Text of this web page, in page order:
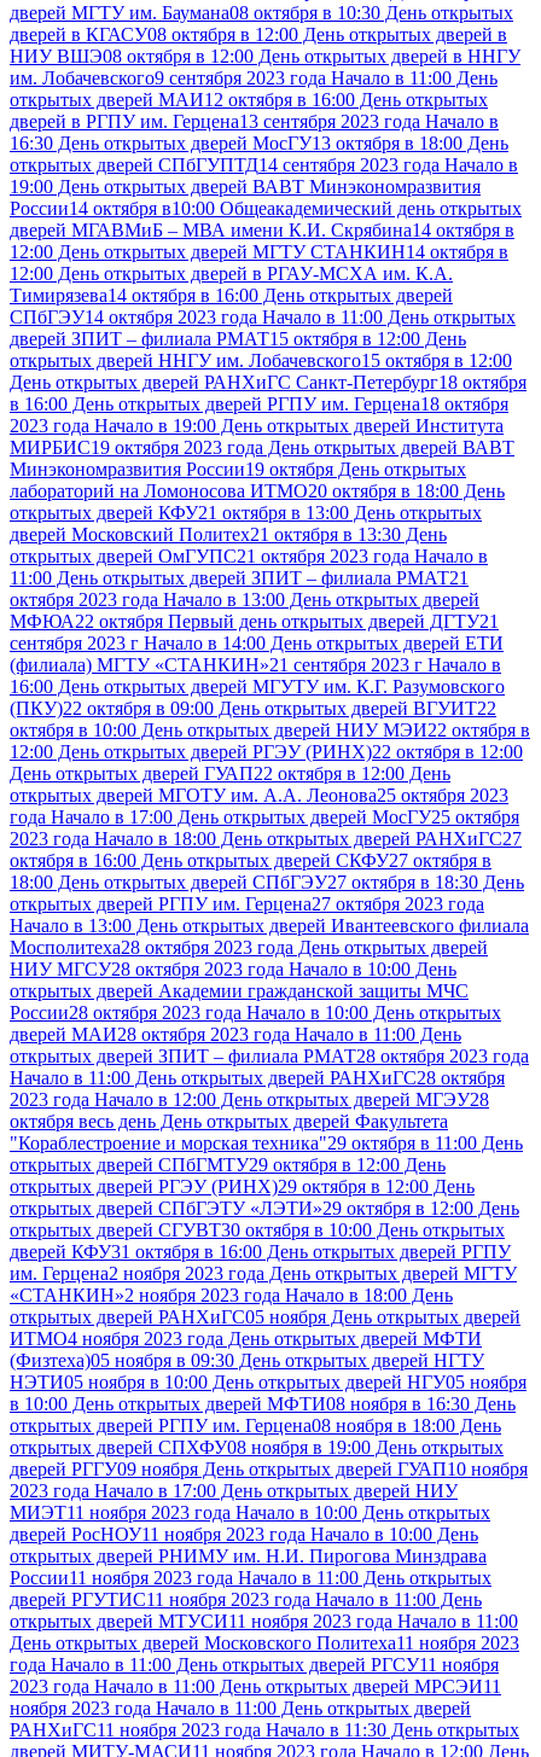
дверей МГТУ им. Баумана08 октября в 10:30 День открытых
дверей в КГАСУ08 октября в 12:00 День открытых дверей в
НИУ ВШЭ08 октября в 12:00 День открытых дверей в ННГУ
им. Лобачевского9 сентября 2023 года Начало в 11:00 День
открытых дверей МАИ12 октября в 16:00 День открытых
дверей в РГПУ им. Герцена13 сентября 2023 года Начало в
16:30 День открытых дверей МосГУ13 октября в 18:00 День
открытых дверей СПбГУПТД14 сентября 2023 года Начало в
19:00 День открытых дверей ВАВТ Минэкономразвития
России14 октября в10:00 Общеакадемический день открытых
дверей МГАВМиБ – МВА имени К.И. Скрябина14 октября в
12:00 День открытых дверей МГТУ СТАНКИН14 октября в
12:00 День открытых дверей в РГАУ-МСХА им. К.А.
Тимирязева14 октября в 16:00 День открытых дверей
СПбГЭУ14 октября 2023 года Начало в 11:00 День открытых
дверей ЗПИТ – филиала РМАТ15 октября в 12:00 День
открытых дверей ННГУ им. Лобачевского15 октября в 12:00
День открытых дверей РАНХиГС Санкт-Петербург18 октября
в 16:00 День открытых дверей РГПУ им. Герцена18 октября
2023 года Начало в 19:00 День открытых дверей Института
МИРБИС19 октября 2023 года День открытых дверей ВАВТ
Минэкономразвития России19 октября День открытых
лабораторий на Ломоносова ИТМО20 октября в 18:00 День
открытых дверей КФУ21 октября в 13:00 День открытых
дверей Московский Политех21 октября в 13:30 День
открытых дверей ОмГУПС21 октября 2023 года Начало в
11:00 День открытых дверей ЗПИТ – филиала РМАТ21
октября 2023 года Начало в 13:00 День открытых дверей
МФЮА22 октября Первый день открытых дверей ДГТУ21
сентября 2023 г Начало в 14:00 День открытых дверей ЕТИ
(филиала) МГТУ «СТАНКИН»21 сентября 2023 г Начало в
16:00 День открытых дверей МГУТУ им. К.Г. Разумовского
(ПКУ)22 октября в 09:00 День открытых дверей ВГУИТ22
октября в 10:00 День открытых дверей НИУ МЭИ22 октября в
12:00 День открытых дверей РГЭУ (РИНХ)22 октября в 12:00
День открытых дверей ГУАП22 октября в 12:00 День
открытых дверей МГОТУ им. А.А. Леонова25 октября 2023
года Начало в 17:00 День открытых дверей МосГУ25 октября
2023 года Начало в 18:00 День открытых дверей РАНХиГС27
октября в 16:00 День открытых дверей СКФУ27 октября в
18:00 День открытых дверей СПбГЭУ27 октября в 18:30 День
открытых дверей РГПУ им. Герцена27 октября 2023 года
Начало в 13:00 День открытых дверей Ивантеевского филиала
Мосполитеха28 октября 2023 года День открытых дверей
НИУ МГСУ28 октября 2023 года Начало в 10:00 День
открытых дверей Академии гражданской защиты МЧС
России28 октября 2023 года Начало в 10:00 День открытых
дверей МАИ28 октября 2023 года Начало в 11:00 День
открытых дверей ЗПИТ – филиала РМАТ28 октября 2023 года
Начало в 11:00 День открытых дверей РАНХиГС28 октября
2023 года Начало в 12:00 День открытых дверей МГЭУ28
октября весь день День открытых дверей Факультета
"Кораблестроение и морская техника"29 октября в 11:00 День
открытых дверей СПбГМТУ29 октября в 12:00 День
открытых дверей РГЭУ (РИНХ)29 октября в 12:00 День
открытых дверей СПбГЭТУ «ЛЭТИ»29 октября в 12:00 День
открытых дверей СГУВТ30 октября в 10:00 День открытых
дверей КФУ31 октября в 16:00 День открытых дверей РГПУ
им. Герцена2 ноября 2023 года День открытых дверей МГТУ
«СТАНКИН»2 ноября 2023 года Начало в 18:00 День
открытых дверей РАНХиГС05 ноября День открытых дверей
ИТМО4 ноября 2023 года День открытых дверей МФТИ
(Физтеха)05 ноября в 09:30 День открытых дверей НГТУ
НЭТИ05 ноября в 10:00 День открытых дверей НГУ05 ноября
в 10:00 День открытых дверей МФТИ08 ноября в 16:30 День
открытых дверей РГПУ им. Герцена08 ноября в 18:00 День
открытых дверей СПХФУ08 ноября в 19:00 День открытых
дверей РГГУ09 ноября День открытых дверей ГУАП10 ноября
2023 года Начало в 17:00 День открытых дверей НИУ
МИЭТ11 ноября 2023 года Начало в 10:00 День открытых
дверей РосНОУ11 ноября 2023 года Начало в 10:00 День
открытых дверей РНИМУ им. Н.И. Пирогова Минздрава
России11 ноября 2023 года Начало в 11:00 День открытых
дверей РГУТИС11 ноября 2023 года Начало в 11:00 День
открытых дверей МТУСИ11 ноября 2023 года Начало в 11:00
День открытых дверей Московского Политеха11 ноября 2023
года Начало в 11:00 День открытых дверей РГСУ11 ноября
2023 года Начало в 11:00 День открытых дверей МРСЭИ11
ноября 2023 года Начало в 11:00 День открытых дверей
РАНХиГС11 ноября 2023 года Начало в 11:30 День открытых
дверей МИТУ-МАСИ11 ноября 2023 года Начало в 12:00 День